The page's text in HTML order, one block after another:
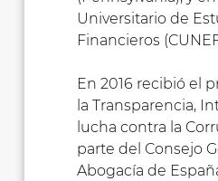
Universitario de
Financieros
En 2016 recibió el
la Transparencia,
lucha contra la
parte del Consejo
Abogacía de